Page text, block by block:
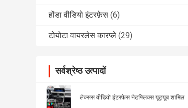
होंडा वीडियो इंटरफ़ेस (6)
टोयोटा वायरलेस कारप्ले (29)
सर्वश्रेष्ठ उत्पादों
लेक्सस वीडियो इंटरफेस नेटफ्लिक्स यूट्यूब शामिल